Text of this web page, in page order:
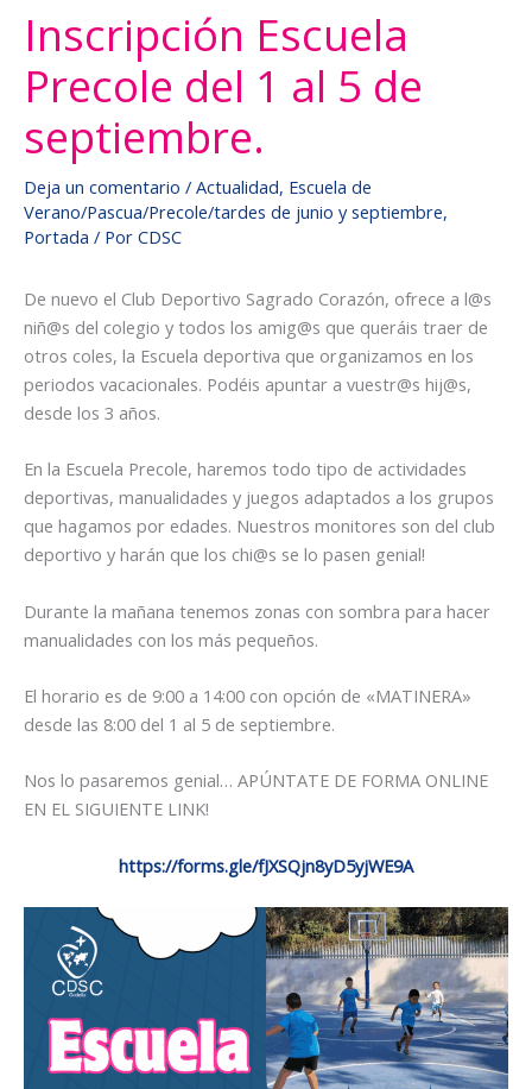
Inscripción Escuela
Precole del 1 al 5 de
septiembre.
Deja un comentario / Actualidad, Escuela de
Verano/Pascua/Precole/tardes de junio y septiembre,
Portada / Por CDSC
De nuevo el Club Deportivo Sagrado Corazón, ofrece a l@s
niñ@s del colegio y todos los amig@s que queráis traer de
otros coles, la Escuela deportiva que organizamos en los
periodos vacacionales. Podéis apuntar a vuestr@s hij@s,
desde los 3 años.
En la Escuela Precole, haremos todo tipo de actividades
deportivas, manualidades y juegos adaptados a los grupos
que hagamos por edades. Nuestros monitores son del club
deportivo y harán que los chi@s se lo pasen genial!
Durante la mañana tenemos zonas con sombra para hacer
manualidades con los más pequeños.
El horario es de 9:00 a 14:00 con opción de «MATINERA»
desde las 8:00 del 1 al 5 de septiembre.
Nos lo pasaremos genial… APÚNTATE DE FORMA ONLINE
EN EL SIGUIENTE LINK!
https://forms.gle/fJXSQjn8yD5yjWE9A